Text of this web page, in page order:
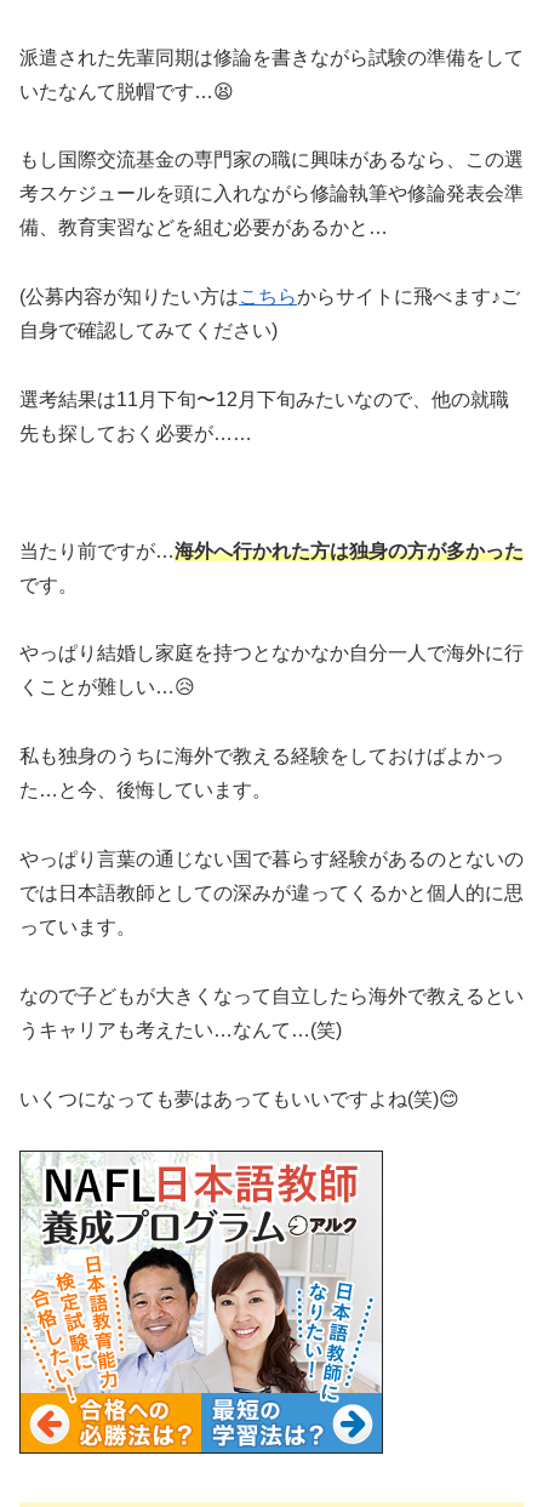
派遣された先輩同期は修論を書きながら試験の準備をして
いたなんて脱帽です…😫
もし国際交流基金の専門家の職に興味があるなら、この選
考スケジュールを頭に入れながら修論執筆や修論発表会準
備、教育実習などを組む必要があるかと…
(公募内容が知りたい方はこちらからサイトに飛べます♪ご
自身で確認してみてください)
選考結果は11月下旬〜12月下旬みたいなので、他の就職
先も探しておく必要が……
当たり前ですが…海外へ行かれた方は独身の方が多かった
です。
やっぱり結婚し家庭を持つとなかなか自分一人で海外に行
くことが難しい…😥
私も独身のうちに海外で教える経験をしておけばよかっ
た…と今、後悔しています。
やっぱり言葉の通じない国で暮らす経験があるのとないの
では日本語教師としての深みが違ってくるかと個人的に思
っています。
なので子どもが大きくなって自立したら海外で教えるとい
うキャリアも考えたい…なんて…(笑)
いくつになっても夢はあってもいいですよね(笑)😊